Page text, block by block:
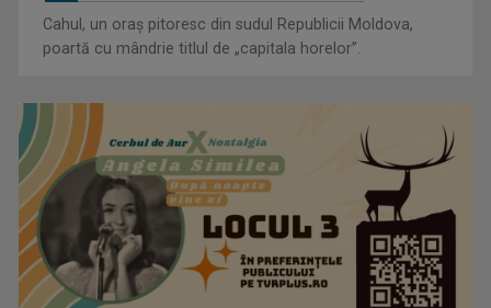
Cahul, un oraș pitoresc din sudul Republicii Moldova,
poartă cu mândrie titlul de „capitala horelor”.